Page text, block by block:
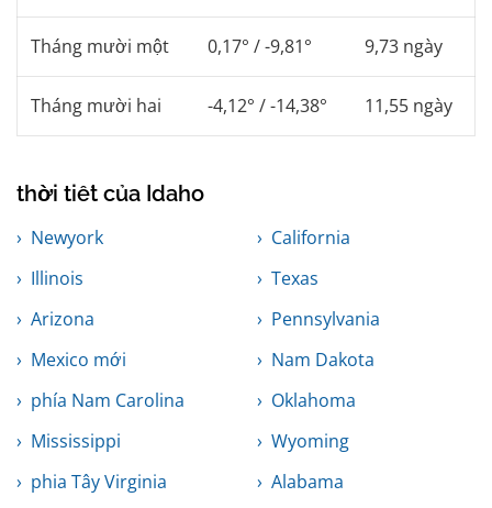
Tháng mười một 0,17° / -9,81° 9,73 ngày
Tháng mười hai -4,12° / -14,38° 11,55 ngày
thời tiết của Idaho
Newyork
California
Illinois
Texas
Arizona
Pennsylvania
Mexico mới
Nam Dakota
phía Nam Carolina
Oklahoma
Mississippi
Wyoming
phia Tây Virginia
Alabama